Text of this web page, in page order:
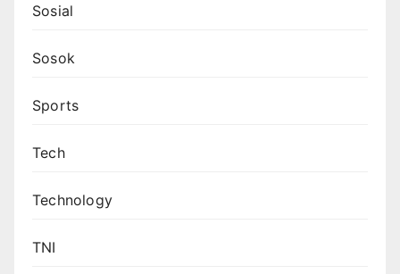
Sosial
Sosok
Sports
Tech
Technology
TNI